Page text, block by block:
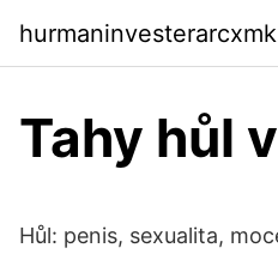
Tahy hůl
Hůl: penis, sexualita,